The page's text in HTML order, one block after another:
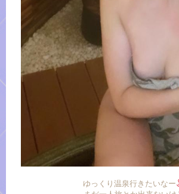
ゆっくり温泉行きたいなー